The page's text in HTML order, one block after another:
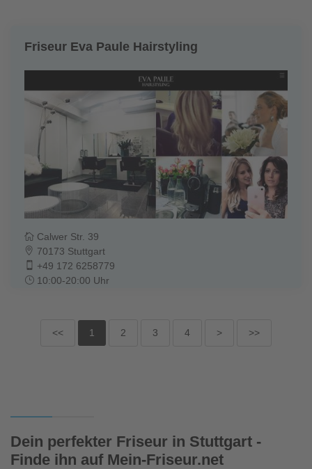
Friseur Eva Paule Hairstyling
Calwer Str. 39
70173 Stuttgart
+49 172 6258779
10:00-20:00 Uhr
<< 1 2 3 4 > >>
Dein perfekter Friseur in Stuttgart -
Finde ihn auf Mein-Friseur.net